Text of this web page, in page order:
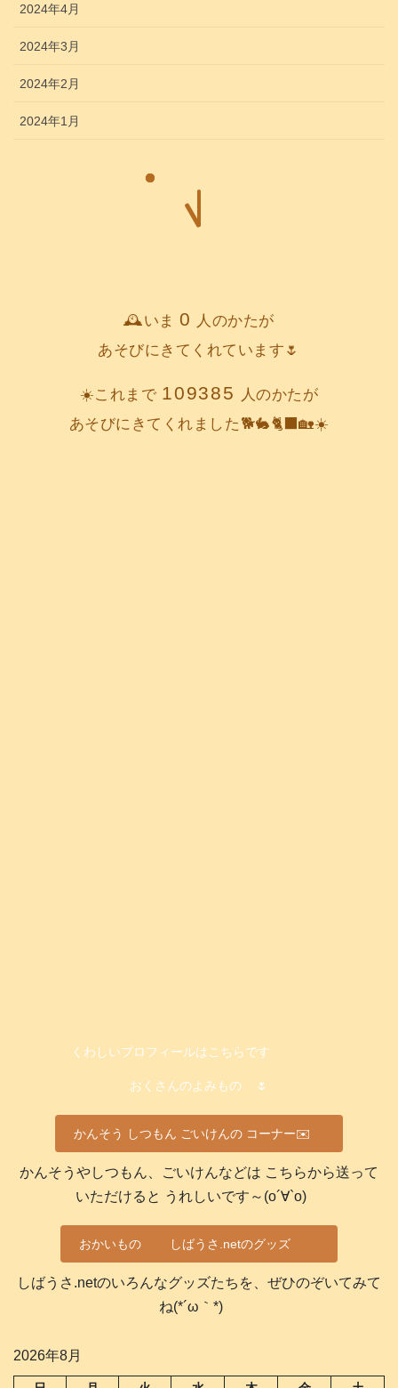
2024年4月
2024年3月
2024年2月
2024年1月
🕰️いま0 人のかたが
あそびにきてくれています🌷
☀️これまで 109385
人のかたが
あそびにきてくれました🐕️🐇🐈‍⬛🏡☀️
くわしいプロフィールはこちらです
おくさんのよみもの 🌷
かんそう しつもん ごいけんの コーナー✉️
かんそうやしつもん、ごいけんなどは こちらから送って
いただけると うれしいです～(о´∀`о)
おかいもの しばうさ.netのグッズ
しばうさ.netのいろんなグッズたちを、ぜひのぞいてみて
ね(*´ω｀*)
2026年8月